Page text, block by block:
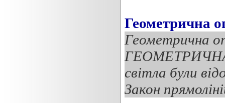
Геометрична
Геометрична
ГЕОМЕТРИЧНА
світла були
Закон